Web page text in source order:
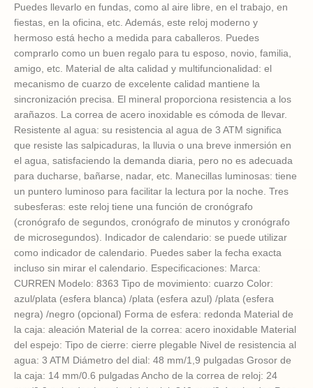
Puedes llevarlo en fundas, como al aire libre, en el trabajo, en
fiestas, en la oficina, etc. Además, este reloj moderno y
hermoso está hecho a medida para caballeros. Puedes
comprarlo como un buen regalo para tu esposo, novio, familia,
amigo, etc. Material de alta calidad y multifuncionalidad: el
mecanismo de cuarzo de excelente calidad mantiene la
sincronización precisa. El mineral proporciona resistencia a los
arañazos. La correa de acero inoxidable es cómoda de llevar.
Resistente al agua: su resistencia al agua de 3 ATM significa
que resiste las salpicaduras, la lluvia o una breve inmersión en
el agua, satisfaciendo la demanda diaria, pero no es adecuada
para ducharse, bañarse, nadar, etc. Manecillas luminosas: tiene
un puntero luminoso para facilitar la lectura por la noche. Tres
subesferas: este reloj tiene una función de cronógrafo
(cronógrafo de segundos, cronógrafo de minutos y cronógrafo
de microsegundos). Indicador de calendario: se puede utilizar
como indicador de calendario. Puedes saber la fecha exacta
incluso sin mirar el calendario. Especificaciones: Marca:
CURREN Modelo: 8363 Tipo de movimiento: cuarzo Color:
azul/plata (esfera blanca) /plata (esfera azul) /plata (esfera
negra) /negro (opcional) Forma de esfera: redonda Material de
la caja: aleación Material de la correa: acero inoxidable Material
del espejo: Tipo de cierre: cierre plegable Nivel de resistencia al
agua: 3 ATM Diámetro del dial: 48 mm/1,9 pulgadas Grosor de
la caja: 14 mm/0.6 pulgadas Ancho de la correa de reloj: 24